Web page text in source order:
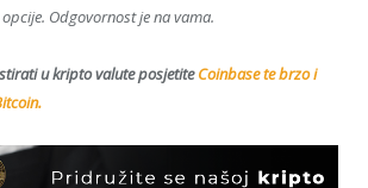
Odgovornost je na vama.
u kripto valute posjetiteCoinbase te brzo i